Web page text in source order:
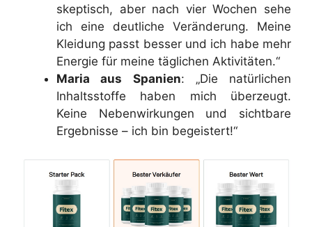
skeptisch, aber nach vier Wochen sehe
ich eine deutliche Veränderung. Meine
Kleidung passt besser und ich habe mehr
Energie für meine täglichen Aktivitäten.“
Maria aus Spanien: „Die natürlichen
Inhaltsstoffe haben mich überzeugt.
Keine Nebenwirkungen und sichtbare
Ergebnisse – ich bin begeistert!“